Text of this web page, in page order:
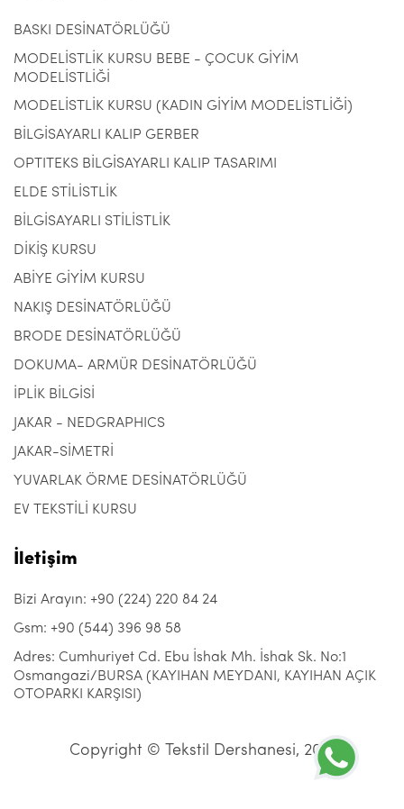
BASKI DESİNATÖRLÜĞÜ
MODELİSTLİK KURSU BEBE - ÇOCUK GİYİM
MODELİSTLİĞİ
MODELİSTLİK KURSU (KADIN GİYİM MODELİSTLİĞİ)
BİLGİSAYARLI KALIP GERBER
OPTITEKS BİLGİSAYARLI KALIP TASARIMI
ELDE STİLİSTLİK
BİLGİSAYARLI STİLİSTLİK
DİKİŞ KURSU
ABİYE GİYİM KURSU
NAKIŞ DESİNATÖRLÜĞÜ
BRODE DESİNATÖRLÜĞÜ
DOKUMA- ARMÜR DESİNATÖRLÜĞÜ
İPLİK BİLGİSİ
JAKAR - NEDGRAPHICS
JAKAR-SİMETRİ
YUVARLAK ÖRME DESİNATÖRLÜĞÜ
EV TEKSTİLİ KURSU
İletişim
Bizi Arayın: +90 (224) 220 84 24
Gsm: +90 (544) 396 98 58
Adres: Cumhuriyet Cd. Ebu İshak Mh. İshak Sk. No:1
Osmangazi/BURSA (KAYIHAN MEYDANI, KAYIHAN AÇIK
OTOPARKI KARŞISI)
Copyright © Tekstil Dershanesi, 2021